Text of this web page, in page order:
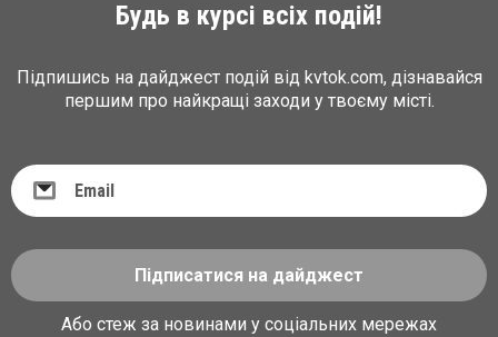
Будь в курсі всіх подій!
Підпишись на дайджест подій від kvtok.com, дізнавайся
першим про найкращі заходи у твоєму місті.
Підписатися на дайджест
Або стеж за новинами у соціальних мережах